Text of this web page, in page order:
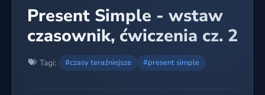
Present Simple - wstaw
czasownik, ćwiczenia cz. 2
Tagi: #czasy teraźniejsze #present simple